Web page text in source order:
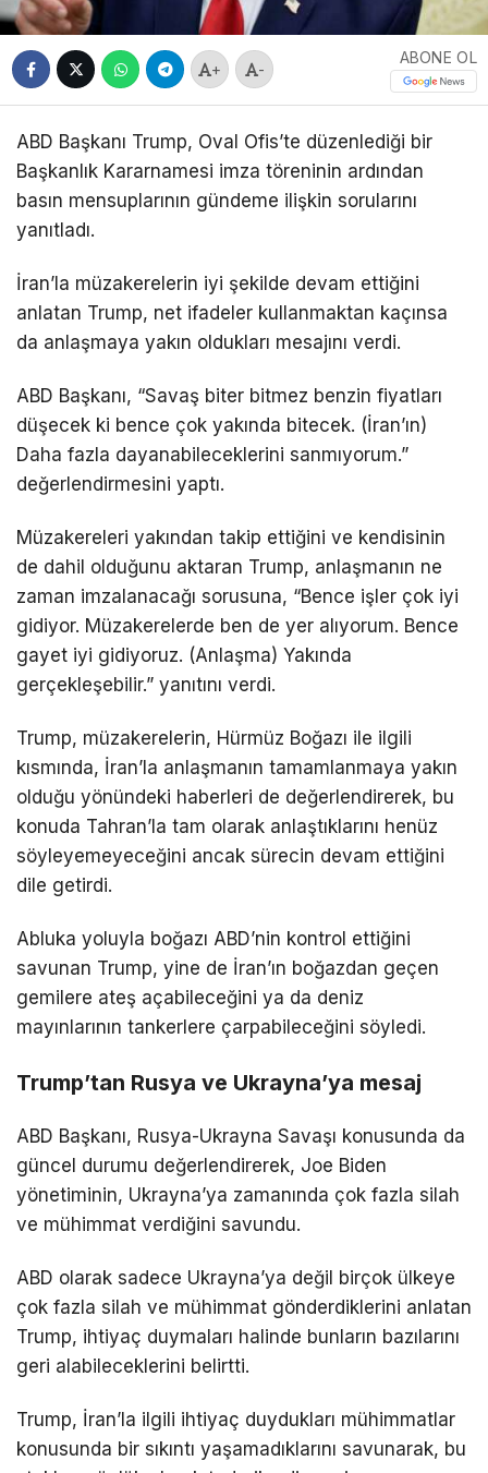
+ -
ABONE OL
ABD Başkanı Trump, Oval Ofis’te düzenlediği bir
Başkanlık Kararnamesi imza töreninin ardından
basın mensuplarının gündeme ilişkin sorularını
yanıtladı.
İran’la müzakerelerin iyi şekilde devam ettiğini
anlatan Trump, net ifadeler kullanmaktan kaçınsa
da anlaşmaya yakın oldukları mesajını verdi.
ABD Başkanı, “Savaş biter bitmez benzin fiyatları
düşecek ki bence çok yakında bitecek. (İran’ın)
Daha fazla dayanabileceklerini sanmıyorum.”
değerlendirmesini yaptı.
Müzakereleri yakından takip ettiğini ve kendisinin
de dahil olduğunu aktaran Trump, anlaşmanın ne
zaman imzalanacağı sorusuna, “Bence işler çok iyi
gidiyor. Müzakerelerde ben de yer alıyorum. Bence
gayet iyi gidiyoruz. (Anlaşma) Yakında
gerçekleşebilir.” yanıtını verdi.
Trump, müzakerelerin, Hürmüz Boğazı ile ilgili
kısmında, İran’la anlaşmanın tamamlanmaya yakın
olduğu yönündeki haberleri de değerlendirerek, bu
konuda Tahran’la tam olarak anlaştıklarını henüz
söyleyemeyeceğini ancak sürecin devam ettiğini
dile getirdi.
Abluka yoluyla boğazı ABD’nin kontrol ettiğini
savunan Trump, yine de İran’ın boğazdan geçen
gemilere ateş açabileceğini ya da deniz
mayınlarının tankerlere çarpabileceğini söyledi.
Trump’tan Rusya ve Ukrayna’ya mesaj
ABD Başkanı, Rusya-Ukrayna Savaşı konusunda da
güncel durumu değerlendirerek, Joe Biden
yönetiminin, Ukrayna’ya zamanında çok fazla silah
ve mühimmat verdiğini savundu.
ABD olarak sadece Ukrayna’ya değil birçok ülkeye
çok fazla silah ve mühimmat gönderdiklerini anlatan
Trump, ihtiyaç duymaları halinde bunların bazılarını
geri alabileceklerini belirtti.
Trump, İran’la ilgili ihtiyaç duydukları mühimmatlar
konusunda bir sıkıntı yaşamadıklarını savunarak, bu